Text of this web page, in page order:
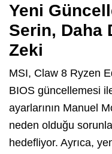
Yeni
Serin, Daha
Zeki
MSI, Claw 8 Ryzen
BIOS güncellemesi
ayarlarının Manuel
neden olduğu
hedefliyor. Ayrıca,